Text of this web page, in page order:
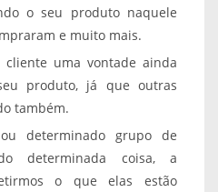
o seu produto naquele
e muito mais.
uma vontade ainda
produto, já que outras
também.
determinado grupo de
determinada coisa, a
o que elas estão